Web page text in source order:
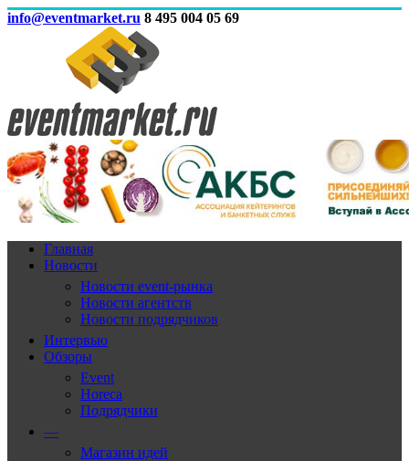
info@eventmarket.ru 8 495 004 05 69
Главная
Новости
Новости event-рынка
Новости агентств
Новости подрядчиков
Интервью
Обзоры
Event
Horeca
Подрядчики
—
Магазин идей